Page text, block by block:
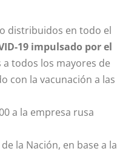
distribuidos en todo el
19 impulsado por el
todos los mayores de
con la vacunación a las
a la empresa rusa
la Nación, en base a la